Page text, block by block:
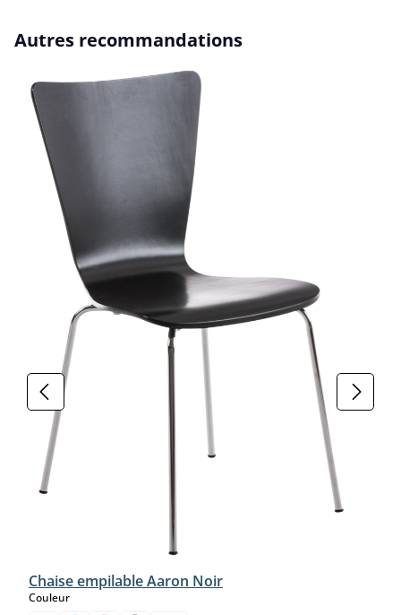
Ignorer la galerie de produits
Autres recommandations
Chaise empilable Aaron Noir
Couleurselect